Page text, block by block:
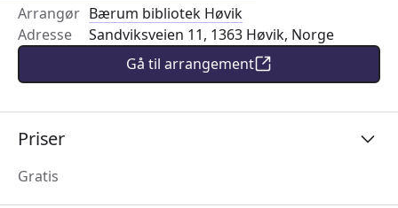
Arrangør Bærum bibliotek Høvik
Adresse
Sandviksveien 11, 1363 Høvik, Norge
Gå til arrangement
Priser
Gratis